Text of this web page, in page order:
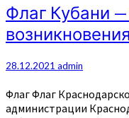
Флаг
Кубани
—
история
что
обозначает
Флаг Кубани —
28.12.2021 admin
Флаг Флаг
администрации